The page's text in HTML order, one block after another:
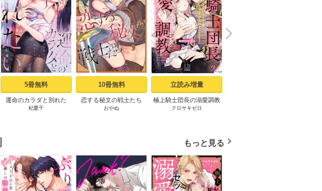
5冊無料
運命のカラダと別れた
い。～思い出したくなか
杞憂千
10冊無料
恋する秘文の戦士たち
【forcs edited】 1話
おやぬ
立読み増量
極上騎士団長の溺愛調教
～その巨大すぎる愛、す
き】
クロサキゼロ
N
e
x
t
もっと見る